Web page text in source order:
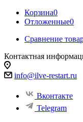
Корзина0
Отложенные0
Сравнение
Контактная
info@ilve-restart.ru
Вконтакте
Telegram